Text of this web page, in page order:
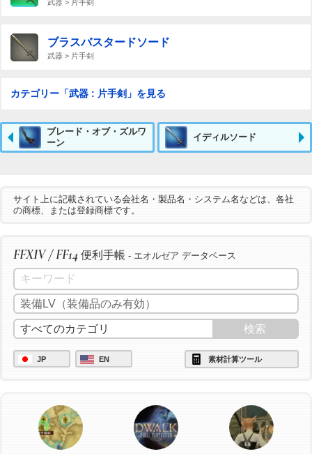
武器 > 片手剣
ブラスバスタードソード
武器 > 片手剣
カテゴリー「武器 : 片手剣」を見る
ブレード・オブ・ズルワ
ーン
イディルソード
サイト上に記載されている会社名・製品名・システム名などは、各社
の商標、または登録商標です。
FFXIV / FF14 便利手帳 - エオルゼア データベース
JP EN 素材計算ツール